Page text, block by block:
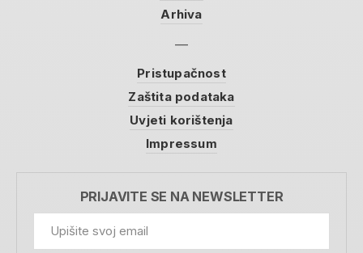
Arhiva
Pristupačnost
Zaštita podataka
Uvjeti korištenja
Impressum
PRIJAVITE SE NA NEWSLETTER